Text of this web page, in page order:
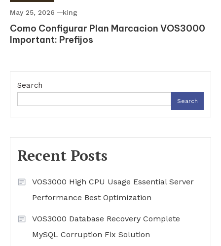
May 25, 2026 king
Como Configurar Plan Marcacion VOS3000
Important: Prefijos
Search
Search
Recent Posts
VOS3000 High CPU Usage Essential Server
Performance Best Optimization
VOS3000 Database Recovery Complete
MySQL Corruption Fix Solution